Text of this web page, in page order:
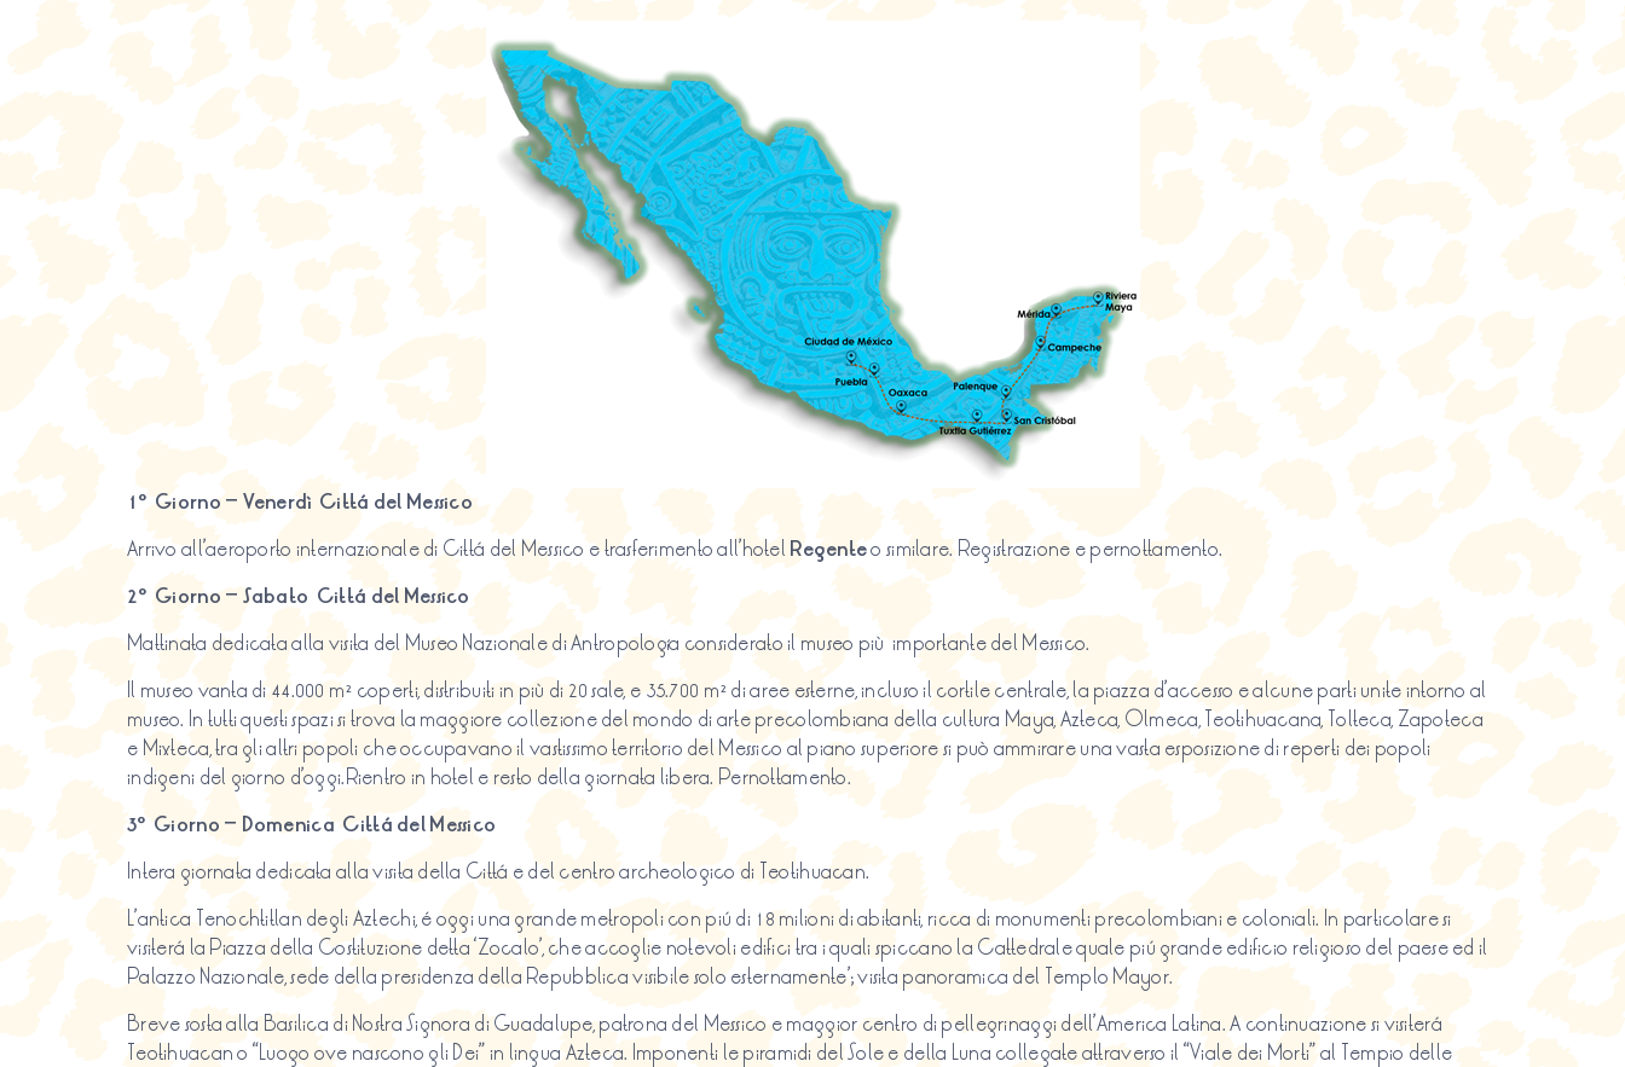
1º Giorno – Venerdì Cittá del Messico
Arrivo all’aeroporto internazionale di Cittá del Messico e trasferimento all’hotel Regenteo similare. Registrazione e pernottamento.
2º Giorno – Sabato Cittá del Messico
Mattinata dedicata alla visita del Museo Nazionale di Antropología considerato il museo più importante del Messico.
Il museo vanta di 44.000 m² coperti, distribuiti in più di 20 sale, e 35.700 m² di aree esterne, incluso il cortile centrale, la piazza d’accesso e alcune parti unite intorno al
museo. In tutti questi spazi si trova la maggiore collezione del mondo di arte precolombiana della cultura Maya, Azteca, Olmeca, Teotihuacana, Tolteca, Zapoteca
e Mixteca, tra gli altri popoli che occupavano il vastissimo territorio del Messico al piano superiore si può ammirare una vasta esposizione di reperti dei popoli
indigeni del giorno d’oggi.Rientro in hotel e resto della giornata libera. Pernottamento.
3º Giorno – Domenica Cittá del Messico
Intera giornata dedicata alla visita della Cittá e del centro archeologico di Teotihuacan.
L’antica Tenochtitlan degli Aztechi, é oggi una grande metropoli con piú di 18 milioni di abitanti, ricca di monumenti precolombiani e coloniali. In particolare si
visiterá la Piazza della Costituzione detta ‘Zocalo’, che accoglie notevoli edifici tra i quali spiccano la Cattedrale quale piú grande edificio religioso del paese ed il
Palazzo Nazionale, sede della presidenza della Repubblica visibile solo esternamente’; visita panoramica del Templo Mayor.
Breve sosta alla Basilica di Nostra Signora di Guadalupe, patrona del Messico e maggior centro di pellegrinaggi dell’America Latina. A continuazione si visiterá
Teotihuacan o “Luogo ove nascono gli Dei” in lingua Azteca. Imponenti le piramidi del Sole e della Luna collegate attraverso il “Viale dei Morti” al Tempio delle